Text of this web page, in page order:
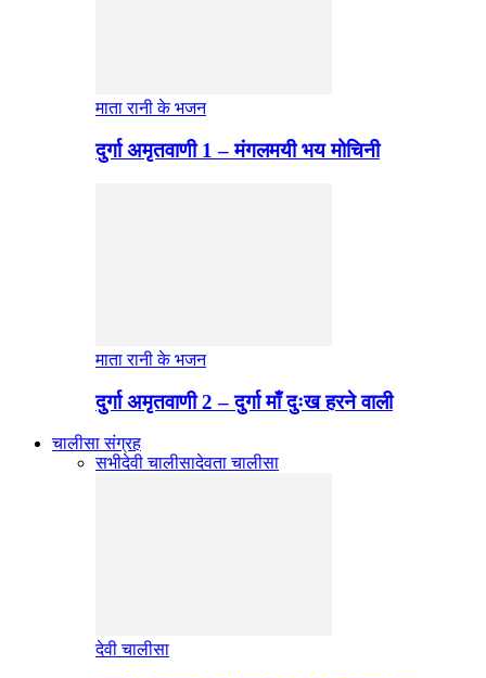
माता रानी के भजन
दुर्गा अमृतवाणी 1 – मंगलमयी भय मोचिनी
माता रानी के भजन
दुर्गा अमृतवाणी 2 – दुर्गा माँ दुःख हरने वाली
चालीसा संग्रह
सभीदेवी चालीसादेवता चालीसा
देवी चालीसा